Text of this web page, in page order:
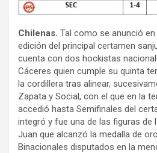
Chilenas. Tal como se anunció
edición del principal certamen
cuenta con dos hockistas
Cáceres quien cumple su quinta
la cordillera tras alinear,
Zapata y Social, con el que en la
accedió hasta Semifinales del
integró y fue una de las figuras de
Juan que alcanzó la medalla de
Binacionales disputados en la